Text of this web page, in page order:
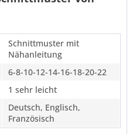
Schnittmuster mit
Nähanleitung
6-8-10-12-14-16-18-20-22
1 sehr leicht
Deutsch, Englisch,
Französisch